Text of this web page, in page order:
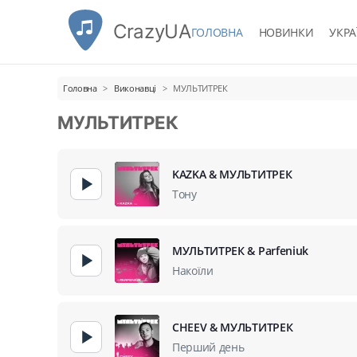
CrazyUAГОЛОВНА НОВИНКИ
Головна Виконавці МУЛЬТИТРЕК
МУЛЬТИТРЕК
KAZKA & МУЛЬТИТРЕК
Тону
МУЛЬТИТРЕК & Parfeniuk
Накоїли
CHEEV & МУЛЬТИТРЕК
Перший день